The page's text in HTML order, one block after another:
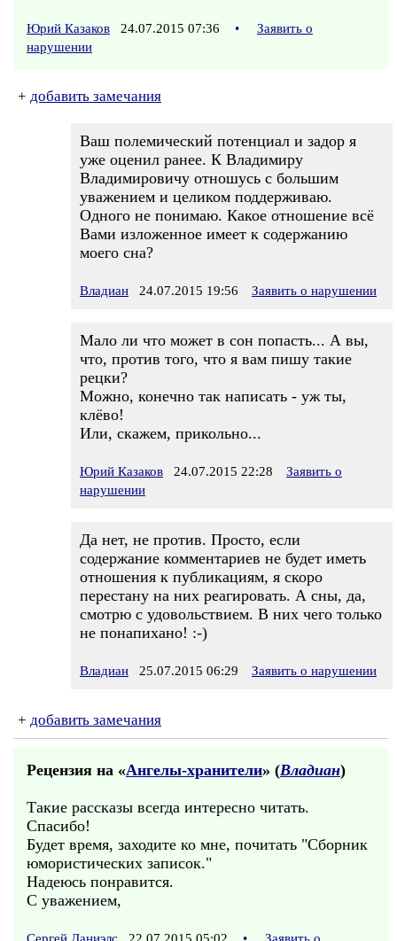
Юрий Казаков 24.07.2015 07:36 •
Заявить о
нарушении
+ добавить замечания
Ваш полемический потенциал и задор я
уже оценил ранее. К Владимиру
Владимировичу отношусь с большим
уважением и целиком поддерживаю.
Одного не понимаю. Какое отношение всё
Вами изложенное имеет к содержанию
моего сна?
Владиан 24.07.2015 19:56 Заявить о нарушении
Мало ли что может в сон попасть... А вы,
что, против того, что я вам пишу такие
рецки?
Можно, конечно так написать - уж ты,
клёво!
Или, скажем, прикольно...
Юрий Казаков 24.07.2015 22:28
Заявить о
нарушении
Да нет, не против. Просто, если
содержание комментариев не будет иметь
отношения к публикациям, я скоро
перестану на них реагировать. А сны, да,
смотрю с удовольствием. В них чего только
не понапихано! :-)
Владиан 25.07.2015 06:29 Заявить о нарушении
+ добавить замечания
Рецензия на «Ангелы-хранители» (Владиан)
Такие рассказы всегда интересно читать.
Спасибо!
Будет время, заходите ко мне, почитать "Сборник
юмористических записок."
Надеюсь понравится.
С уважением,